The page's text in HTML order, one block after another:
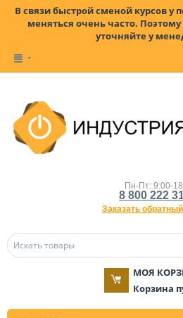
В связи быстрой сменой курсов у
меняться очень часто.
уточняйте у
Пн-Пт: 9:00-
8 800 222
Заказать
МОЯ
Корзина